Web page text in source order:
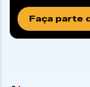
Faça parte